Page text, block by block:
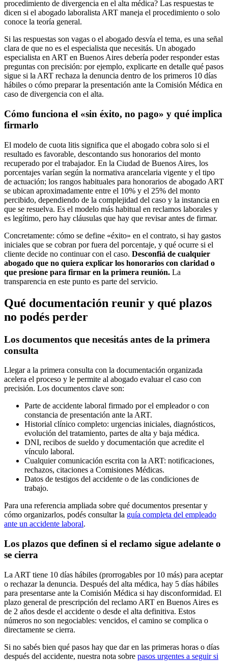
procedimiento de divergencia en el alta médica? Las respuestas te
dicen si el abogado laboralista ART maneja el procedimiento o solo
conoce la teoría general.
Si las respuestas son vagas o el abogado desvía el tema, es una señal
clara de que no es el especialista que necesitás. Un abogado
especialista en ART en Buenos Aires debería poder responder estas
preguntas con precisión: por ejemplo, explicarte en detalle qué pasos
sigue si la ART rechaza la denuncia dentro de los primeros 10 días
hábiles o cómo preparar la presentación ante la Comisión Médica en
caso de divergencia con el alta.
Cómo funciona el «sin éxito, no pago» y qué implica
firmarlo
El modelo de cuota litis significa que el abogado cobra solo si el
resultado es favorable, descontando sus honorarios del monto
recuperado por el trabajador. En la Ciudad de Buenos Aires, los
porcentajes varían según la normativa arancelaria vigente y el tipo
de actuación; los rangos habituales para honorarios de abogado ART
se ubican aproximadamente entre el 10% y el 25% del monto
percibido, dependiendo de la complejidad del caso y la instancia en
que se resuelva. Es el modelo más habitual en reclamos laborales y
es legítimo, pero hay cláusulas que hay que revisar antes de firmar.
Concretamente: cómo se define «éxito» en el contrato, si hay gastos
iniciales que se cobran por fuera del porcentaje, y qué ocurre si el
cliente decide no continuar con el caso. Desconfiá de cualquier
abogado que no quiera explicar los honorarios con claridad o
que presione para firmar en la primera reunión. La
transparencia en este punto es parte del servicio.
Qué documentación reunir y qué plazos
no podés perder
Los documentos que necesitás antes de la primera
consulta
Llegar a la primera consulta con la documentación organizada
acelera el proceso y le permite al abogado evaluar el caso con
precisión. Los documentos clave son:
Parte de accidente laboral firmado por el empleador o con
constancia de presentación ante la ART.
Historial clínico completo: urgencias iniciales, diagnósticos,
evolución del tratamiento, partes de alta y baja médica.
DNI, recibos de sueldo y documentación que acredite el
vínculo laboral.
Cualquier comunicación escrita con la ART: notificaciones,
rechazos, citaciones a Comisiones Médicas.
Datos de testigos del accidente o de las condiciones de
trabajo.
Para una referencia ampliada sobre qué documentos presentar y
cómo organizarlos, podés consultar la guía completa del empleado
ante un accidente laboral.
Los plazos que definen si el reclamo sigue adelante o
se cierra
La ART tiene 10 días hábiles (prorrogables por 10 más) para aceptar
o rechazar la denuncia. Después del alta médica, hay 5 días hábiles
para presentarse ante la Comisión Médica si hay disconformidad. El
plazo general de prescripción del reclamo ART en Buenos Aires es
de 2 años desde el accidente o desde el alta definitiva. Estos
números no son negociables: vencidos, el camino se complica o
directamente se cierra.
Si no sabés bien qué pasos hay que dar en las primeras horas o días
después del accidente, nuestra nota sobre pasos urgentes a seguir si